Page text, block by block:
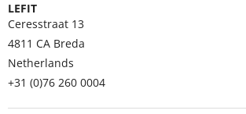
LEFIT
Ceresstraat 13
4811 CA Breda
Netherlands
+31 (0)76 260 0004